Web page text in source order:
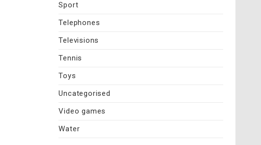
Sport
Telephones
Televisions
Tennis
Toys
Uncategorised
Video games
Water